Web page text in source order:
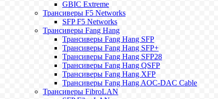
GBIC Extreme
Трансиверы F5 Networks
SFP F5 Networks
Трансиверы Fang Hang
Трансиверы Fang Hang SFP
Трансиверы Fang Hang SFP+
Трансиверы Fang Hang SFP28
Трансиверы Fang Hang QSFP
Трансиверы Fang Hang XFP
Трансиверы Fang Hang AOC-DAC Cable
Трансиверы FibroLAN